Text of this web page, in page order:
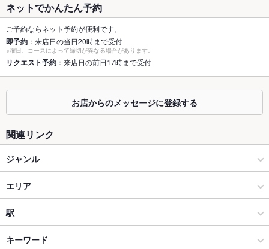
個室 あり ：個室の詳細はお店にお問い合わせください。
座敷 なし
掘りごたつ なし
カウンター あり ：６名様までご利用できます。
ソファー なし ：お子様でも安心、個室ソファー席有ります。
テラス席
貸切
設備
Wi-Fi
ー
ネットでかんたん予約
ご予約ならネット予約が便利です。
即予約 ：来店日の当日20時まで受付
※曜日、コースによって締切が異なる場合があります。
リクエスト予約 ：来店日の前日17時まで受付
お店からのメッセージに登録する
関連リンク
ジャンル
居酒屋
和風
仙台市 × 居酒屋
エリア
仙台駅
仙台駅 × 居酒屋
駅
あおば通駅
キーワード